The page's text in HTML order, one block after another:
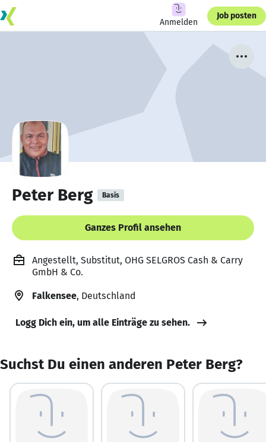
Anmelden
Job posten
Peter Berg Basis
Ganzes Profil ansehen
Angestellt, Substitut, OHG SELGROS Cash & Carry
GmbH & Co.
Falkensee, Deutschland
Logg Dich ein, um alle Einträge zu sehen.
Suchst Du einen anderen Peter Berg?